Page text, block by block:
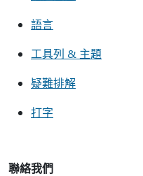
語言
工具列 & 主題
疑難排解
打字
聯絡我們